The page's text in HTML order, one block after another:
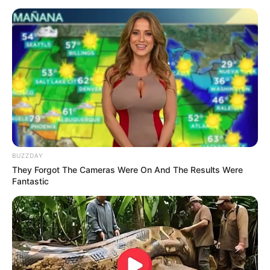
TAGS PENYANYI SELEBRITI INDONESIA TAMI AULIA
BUZZDAY
They Forgot The Cameras Were On And The Results Were
Fantastic